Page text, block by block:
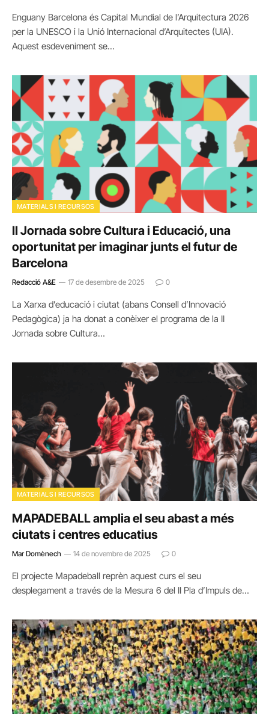
Enguany Barcelona és Capital Mundial de l’Arquitectura 2026
per la UNESCO i la Unió Internacional d’Arquitectes (UIA).
Aquest esdeveniment se…
MATERIALS I RECURSOS
II Jornada sobre Cultura i Educació, una
oportunitat per imaginar junts el futur de
Barcelona
Redacció A&E 17 de desembre de 2025 0
La Xarxa d’educació i ciutat (abans Consell d’Innovació
Pedagògica) ja ha donat a conèixer el programa de la II
Jornada sobre Cultura…
MATERIALS I RECURSOS
MAPADEBALL amplia el seu abast a més
ciutats i centres educatius
Mar Domènech 14 de novembre de 2025 0
El projecte Mapadeball reprèn aquest curs el seu
desplegament a través de la Mesura 6 del II Pla d’Impuls de…